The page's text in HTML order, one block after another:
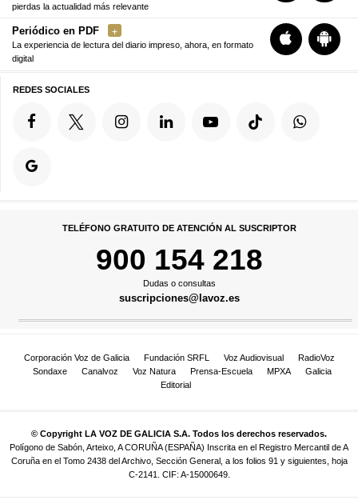
pierdas la actualidad más relevante
Periódico en PDF
La experiencia de lectura del diario impreso, ahora, en formato
digital
REDES SOCIALES
TELÉFONO GRATUITO DE ATENCIÓN AL SUSCRIPTOR
900 154 218
Dudas o consultas
suscripciones@lavoz.es
Corporación Voz de Galicia Fundación SRFL Voz Audiovisual
RadioVoz
Sondaxe
Canalvoz Voz Natura Prensa-Escuela MPXA
Galicia
Editorial
© Copyright LA VOZ DE GALICIA S.A. Todos los derechos reservados.
Polígono de Sabón, Arteixo, A CORUÑA (ESPAÑA) Inscrita en el Registro Mercantil de A
Coruña en el Tomo 2438 del Archivo, Sección General, a los folios 91 y siguientes, hoja
C-2141. CIF: A-15000649.